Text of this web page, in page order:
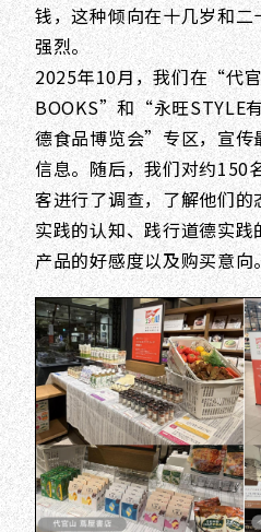
钱，这种倾向在十几岁和
强烈。
2025年10月，我们在“代
BOOKS”和“永旺STYLE
德食品博览会”专区，宣传
信息。随后，我们对约150
客进行了调查，了解他们
实践的认知、践行道德实
产品的好感度以及购买意向